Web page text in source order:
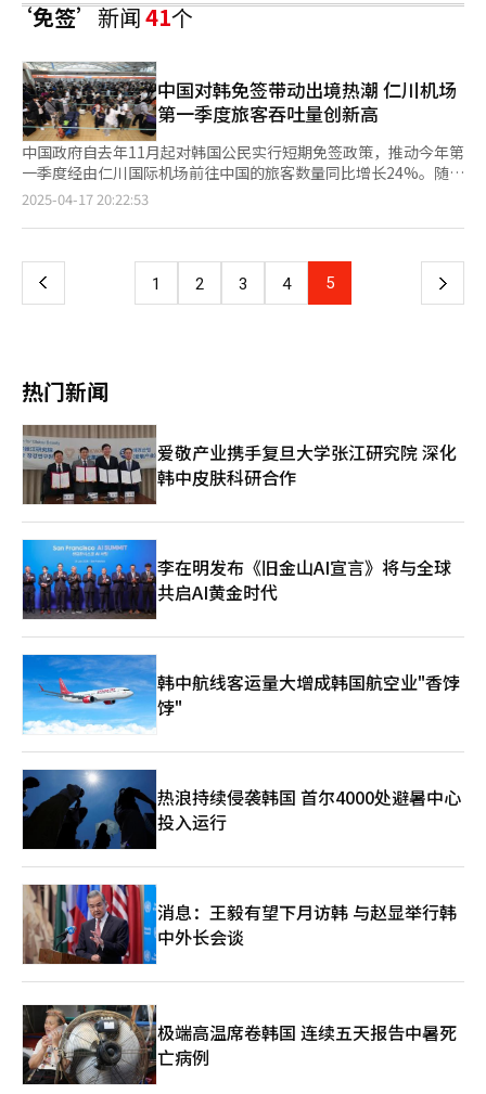
‘免签’新闻41个
中国对韩免签带动出境热潮 仁川机场
第一季度旅客吞吐量创新高
中国政府自去年11月起对韩国公民实行短期免签政策，推动今年第
一季度经由仁川国际机场前往中国的旅客数量同比增长24%。随着
下月初“黄金假期”的来临，届时仁川机场旅客吞吐量预计达到每
及五月“黄金假期”疏运对策显示，仁川机场第一季度执行客运航
相比，航班数量增长5.7%，旅客吞吐量增长7.8%。这一数据较
2019年创下的疫前最高纪录1791.2518万人次（日均旅客19.9028
幅增加。第一季度前往中国的旅客达266万人次，同比增长
24.1%，占旅客总数的14.3%，在所有航线中增幅最大。 东南亚航
线作为典型短途航线，第一季度共输送旅客567万人次，占比最
高，达30.5%。前往日本的旅客也达到481万人次，占比25.9%，
同比增长10.4%。美洲航线旅客为158万人次，同比增长10.8%。
前往澳大利亚等大洋洲地区的旅客则为68万人次，同比减少
12.9%。 从执飞航空公司来看，大型航空公司业绩增长11.3%，而
廉价航空公司仅增长2.6%。原因在于受去年12月29日济州航空务
安机场空难事故影响，济州航空的航班量和旅客量分别下降7%和
15.5%。 仁川机场今年国际旅客吞吐总量预计在7127万至7664万
人次之间。韩国民众出境旅游需求增加及国际航线恢复带来利好影
响，但美国特朗普政府带来的关税风险，以及中国经济的不确定性
可能对机场经营产生不利影响。 今年一季度仁川机场营收6432亿
相近。营业利润为1991亿韩元，净利润为1662亿韩元，分别仅为
2019年同期的56.8%和66.3%。此外，资产负债率也从2019年第
一季度的31.1%猛增至今年第一季度的102.1%。机场方面表示，
委托服务和折旧费用增加，第四阶段建设投资不断上升，但随着净
负债减少，预计未来会逐步下降。 今年4月30日至5月6日期间包含
劳动节、佛诞节、儿童节多个韩国法定节假日，这一“黄金假
期”仁川机场日均旅客吞吐量预计达到21.1万人次。其中，5月3日
（星期六）或迎来最大客流量，第一航站楼接待14.58万人次，第
二航站楼7.22万人次，总计约21.8万人次。 为缓解拥堵，仁川机场
计划把两座航站楼的2号出境大厅开放时间提前至早上5点，并投入
160名短期人力，全力维持安检设备100%的运转率。此外，假期
内机场在航站楼附近设立4350个车位的免费临时停车场，并安排
最多3辆临时循环巴士运行。仁川机场还计划加大对智能通关系统
（Smart Pass）的宣传，并扩大“自助托运”区域，进一步提升
出境效率。 今年1月春节期间，仁川机场出境大厅济州航空值机柜
台前人头攒动。【图片来源 韩联社】
2025-04-17 20:22:53
上
页
1 2 3 4 5 下
热门新闻
爱敬产业携手复旦大学张江研究院 深化
韩中皮肤科研合作
李在明发布《旧金山AI宣言》将与全球
共启AI黄金时代
韩中航线客运量大增成韩国航空业"香饽
饽"
热浪持续侵袭韩国 首尔4000处避暑中心
投入运行
消息：王毅有望下月访韩 与赵显举行韩
中外长会谈
极端高温席卷韩国 连续五天报告中暑死
亡病例